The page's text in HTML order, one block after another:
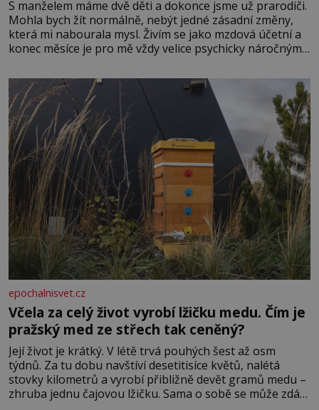
S manželem máme dvě děti a dokonce jsme už prarodiči.
Mohla bych žít normálně, nebýt jedné zásadní změny,
která mi nabourala mysl. Živím se jako mzdová účetní a
konec měsíce je pro mě vždy velice psychicky náročným
dál častěji volá o pomoc, co se hlídání týče. Dalo by se
epochalnisvet.cz
Včela za celý život vyrobí lžičku medu. Čím je
pražský med ze střech tak ceněný?
Její život je krátký. V létě trvá pouhých šest až osm
týdnů. Za tu dobu navštíví desetitisíce květů, nalétá
stovky kilometrů a vyrobí přibližně devět gramů medu –
zhruba jednu čajovou lžičku. Sama o sobě se může zdát